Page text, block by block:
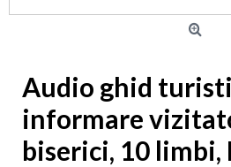
Audio ghid
informare
biserici, 10 limbi,